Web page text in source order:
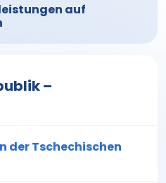
auf
–
der Tschechischen